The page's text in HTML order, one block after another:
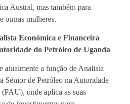
Austral, mas também para
outras mulheres.
Económica e Financeira
do Petróleo de Uganda
atualmente a função de Analista
Sénior de Petróleo na Autoridade
onde aplica as suas